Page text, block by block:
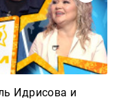
Идрисова и